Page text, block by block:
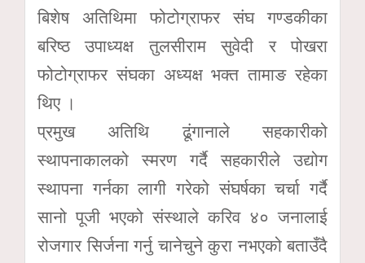
बिशेष अतिथिमा फोटोग्राफर संघ गण्डकीका
बरिष्ठ उपाध्यक्ष तुलसीराम सुवेदी र पोखरा
फोटोग्राफर संघका अध्यक्ष भक्त तामाङ रहेका
थिए ।
प्रमुख अतिथि ढूंगानाले सहकारीको
स्थापनाकालको स्मरण गर्दै सहकारीले उद्योग
स्थापना गर्नका लागी गरेको संघर्षका चर्चा गर्दै
सानो पूजी भएको संस्थाले करिव ४० जनालाई
रोजगार सिर्जना गर्नु चानेचुने कुरा नभएको बताउँदै